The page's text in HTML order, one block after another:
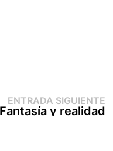
ENTRADA SIGUIENTE
Fantasía y realidad